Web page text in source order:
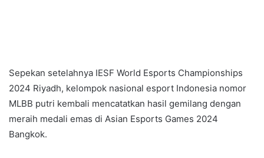
Sepekan setelahnya IESF World Esports Championships
2024 Riyadh, kelompok nasional esport Indonesia nomor
MLBB putri kembali mencatatkan hasil gemilang dengan
meraih medali emas di Asian Esports Games 2024
Bangkok.